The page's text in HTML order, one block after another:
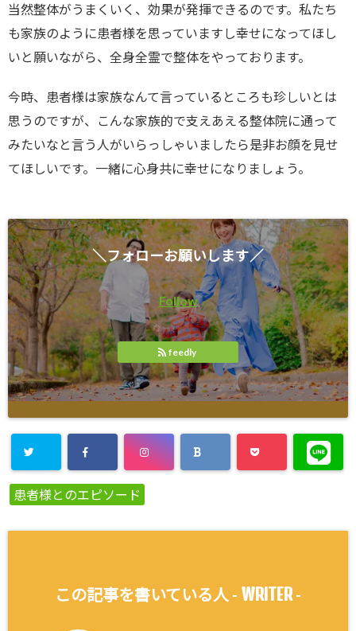
当然整体がうまくいく、効果が発揮できるのです。私たち
も家族のように患者様を思っていますし幸せになってほし
いと願いながら、全身全霊で整体をやっております。
今時、患者様は家族なんて言っているところも珍しいとは
思うのですが、こんな家族的で支えあえる整体院に通って
みたいなと言う人がいらっしゃいましたら是非お顔を見せ
てほしいです。一緒に心身共に幸せになりましょう。
＼フォローお願いします／
Follow
feedly
患者様とのエピソード
この記事を書いている人 - WRITER-